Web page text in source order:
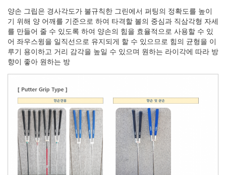
양손 그립은 경사각도가 불규칙한 그린에서 퍼팅의 정확도를 높이
기 위해 양 어깨를 기준으로 하여 타격할 볼의 중심과 직삼각형 자세
를 만들어 줄 수 있도록 하여 양손의 힘을 효율적으로 사용할 수 있
어 좌우스윙을 일직선으로 유지되게 할 수 있으므로 힘의 균형을 이
루기 용이하고 거리 감각을 높일 수 있으며 원하는 라이각에 따라 방
향이 좋아 원하는 방